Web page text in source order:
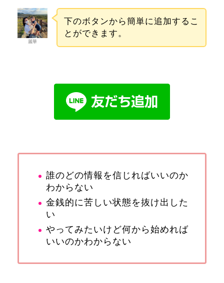
麗華
下のボタンから簡単に追加するこ
とができます。
誰のどの情報を信じればいいのか
わからない
金銭的に苦しい状態を抜け出した
い
やってみたいけど何から始めれば
いいのかわからない